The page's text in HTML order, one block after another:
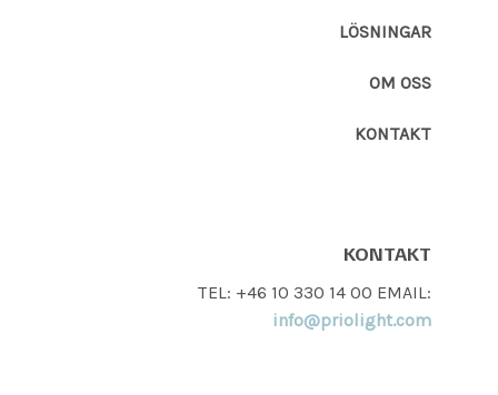
LÖSNINGAR
OM OSS
KONTAKT
KONTAKT
TEL: +46 10 330 14 00 EMAIL:
info@priolight.com